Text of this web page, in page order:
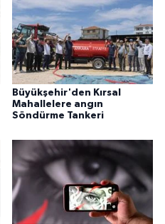
Büyükşehir'den Kırsal
Mahallelere angın
Söndürme Tankeri